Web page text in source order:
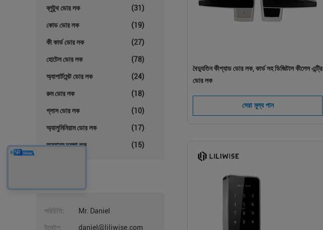
ব্লুটুথ ডোর লক (31)
কোড ডোর লক (19)
কী কার্ড ডোর লক (27)
হোটেল ডোর লক (78)
অ্যাপার্টমেন্ট ডোর লক (24)
রুম ডোর লক (18)
গ্লাস ডোর লক (10)
অ্যালুমিনিয়াম ডোর লক (17)
অন্যান্য দরজা লক (15)
পরিচিতি: Mr. Daniel
ইমেইল: daniel@liliwise.com
বৈদ্যুতিন কীপ্যাড ডোর লক, কার্ড সহ ডিজিটাল কীলেস এন্ট্রি
ডোর লক
সেরা মূল্য পান